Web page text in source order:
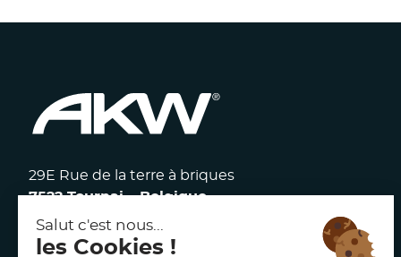
29E Rue de la terre à briques
7522 Tournai – Belgique
117 avenue Victor Hugo
92100 Boulogne Billancourt – France